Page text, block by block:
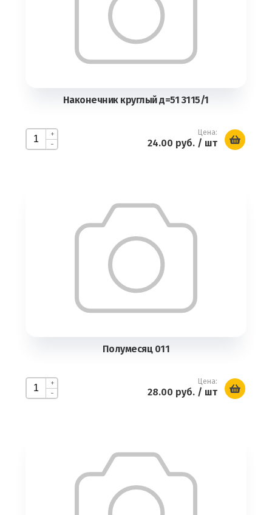
Наконечник круглый д=51 3115/1
+
-
Цена:
24.00 руб./ шт
Полумесяц 011
+
-
Цена:
28.00 руб./ шт